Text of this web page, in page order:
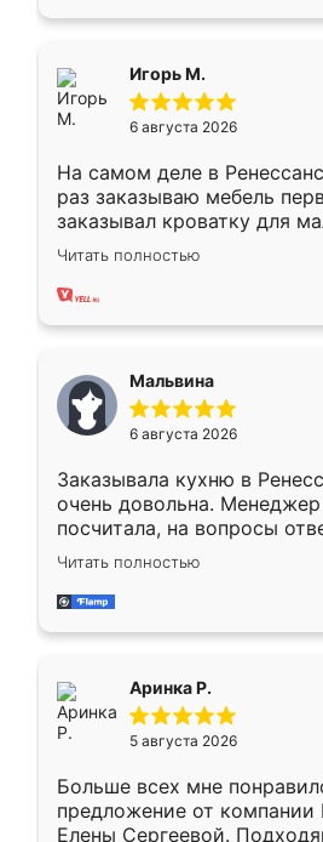
Игорь М.
6 августа 2026
На самом деле в
раз заказываю мебель
заказывал кроватку для
ребёнка при его рождении
заказал шкаф-купе. По
хорошее сборка
меньше, здесь же он более
Мне нравится ,если что-то
мебели буду заказывать
Читать полностью
Мальвина
6 августа 2026
Заказывала кухню в
очень довольна.
посчитала, на вопросы
Замерщик приехал в
делу со всей
за день, ребята работали
Читать полностью
Аринка Р.
5 августа 2026
Больше всех мне
предложение от компании
Елены Сергеевой.